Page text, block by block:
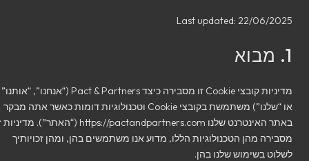
Last updated:22/06/2025
מדיניות קובצי Cookie זו מסבירה כיצד Pact & Partners (“אנחנו”, “אותנו”
או “שלנו”) משתמשת בקובצי Cookie וטכנולוגיות דומות כאשר אתה מבקר
באתר האינטרנט שלנו https://pactandpartners.com (“האתר”). מדיניות זו
מסבירה מהן הטכנולוגיות הללו, מדוע אנו משתמשים בהן, ומהן זכויותיך
לשלוט בשימוש שלנו בהן.